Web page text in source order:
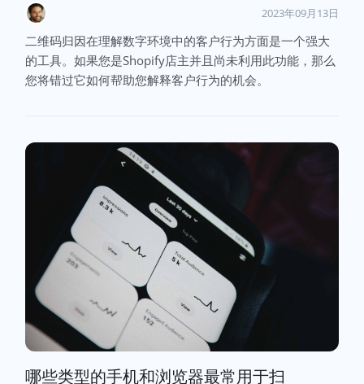
2023年09月13日
二维码归因在理解数字环境中的客户行为方面是一个强大
的工具。如果您是Shopify店主并且尚未利用此功能，那么
您将错过它如何帮助您解释客户行为的机会。
哪些类型的手机和浏览器最常用于扫